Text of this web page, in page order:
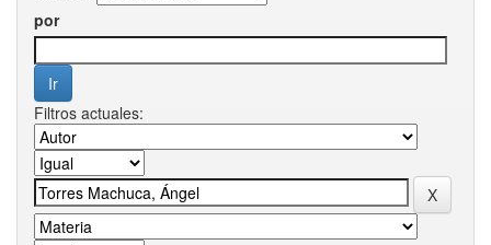
por
Filtros actuales: